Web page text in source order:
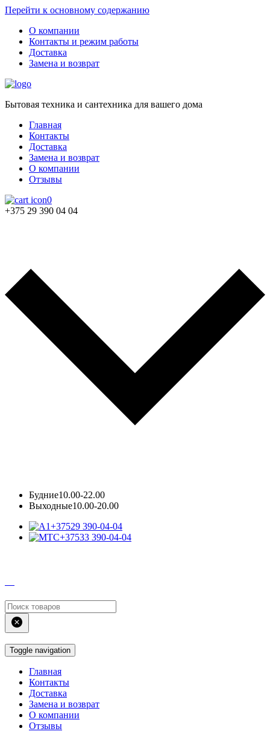
Перейти к основному содержанию
О компании
Контакты и режим работы
Доставка
Замена и возврат
Бытовая техника и сантехника для вашего дома
Главная
Контакты
Доставка
Замена и возврат
О компании
Отзывы
0
+375 29 390 04 04
Будние10.00-22.00
Выходные10.00-20.00
+37529 390-04-04
+37533 390-04-04
Toggle navigation
Главная
Контакты
Доставка
Замена и возврат
О компании
Отзывы